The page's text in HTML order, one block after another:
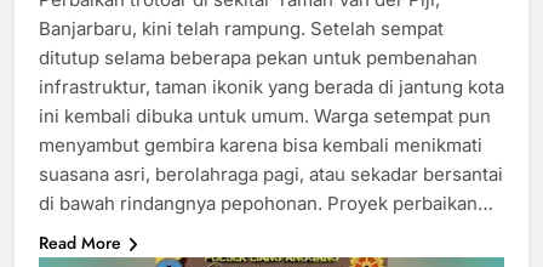
Banjarbaru, kini telah rampung. Setelah sempat
ditutup selama beberapa pekan untuk pembenahan
infrastruktur, taman ikonik yang berada di jantung kota
ini kembali dibuka untuk umum. Warga setempat pun
menyambut gembira karena bisa kembali menikmati
suasana asri, berolahraga pagi, atau sekadar bersantai
di bawah rindangnya pepohonan. Proyek perbaikan…
Read More